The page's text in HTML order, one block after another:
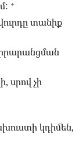
+
տանիք
սրով չի
կդիմեն,